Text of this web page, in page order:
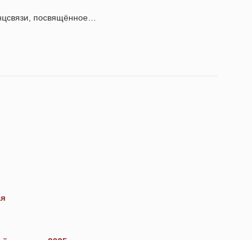
посвящённое…